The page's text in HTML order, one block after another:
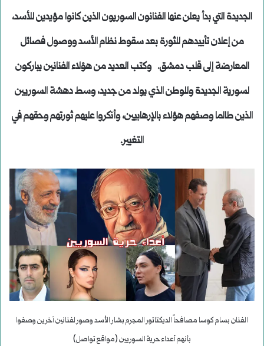
الجديدة التي بدأ يعلن عنها الفنانون السوريون الذين كانوا مؤيدين للأسد،
من إعلان تأييدهم للثورة بعد سقوط نظام الأسد ووصول فصائل
المعارضة إلى قلب دمشق. وكتب العديد من هؤلاء الفنانين يباركون
لسورية الجديدة وللوطن الذي يولد من جديد، وسط دهشة السوريين
الذين طالما وصفهم هؤلاء بالإرهابيين، وأنكروا عليهم ثورتهم وحقهم في
التغيير.
الفنان بسام كوسا مصافحاً الديكتاتور المجرم بشار الأسد وصور لفنانين آخرين وصفوا
بأنهم أعداء حرية السوريين (مواقع تواصل)